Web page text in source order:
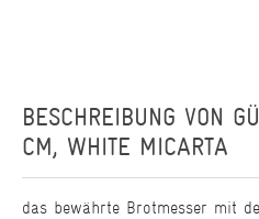
BESCHREIBUNG VON
CM, WHITE MICARTA
das bewährte Brotmesser mit